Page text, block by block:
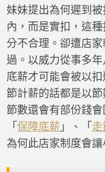
妹妹提出為何遲到
內，而是實扣，這
分不合理。卻遭店
過。以威力從事多
底薪才可能會被以
節計薪的話都是以
節數還會有部份錢
「保障底薪 」、「
為何此店家制度會讓